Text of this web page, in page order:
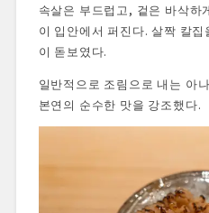
속살은 부드럽고, 겉은 바삭하
이 입안에서 퍼진다. 살짝 칼
이 돋보였다.
일반적으로 조림으로 내는 아
본연의 순수한 맛을 강조했다.